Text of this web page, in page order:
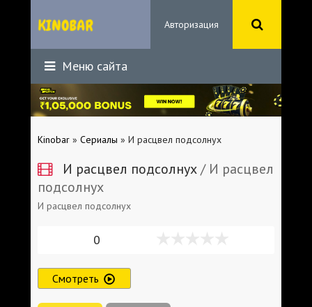
Авторизация
Меню сайта
Kinobar » Сериалы » И расцвел подсолнух
И расцвел подсолнух/ И расцвел
подсолнух
И расцвел подсолнух
0
Смотреть